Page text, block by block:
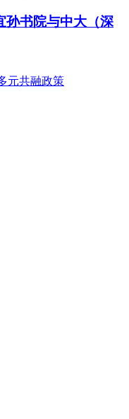
书院与中大（深
元共融政策